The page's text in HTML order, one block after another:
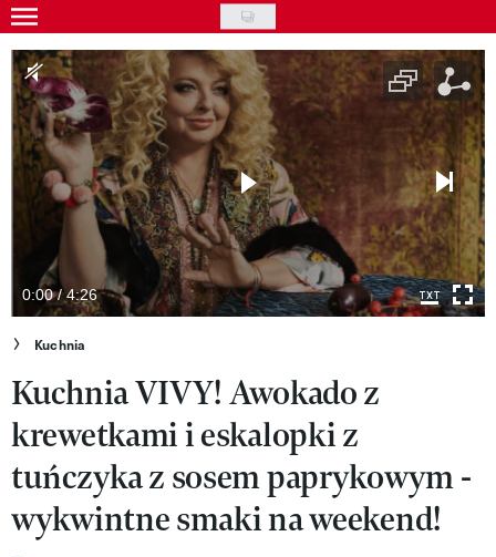
Skip
to
main
content
Gwiazdy
Ludzie
Moda
Uroda
Styl życia
Kultura
Wideo
Nasze akcje
VIVA!ART
VIVA!MODA
VIVA!LIFESTYLE
0:00 / 4:26
Kuchnia
Kuchnia VIVY! Awokado z
krewetkami i eskalopki z
tuńczyka z sosem paprykowym -
wykwintne smaki na weekend!